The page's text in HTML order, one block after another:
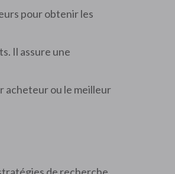
pour obtenir les
Il assure une
acheteur ou le meilleur